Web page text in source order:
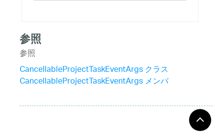
参照
参照
CancellableProjectTaskEventArgs クラス
CancellableProjectTaskEventArgs メンバ